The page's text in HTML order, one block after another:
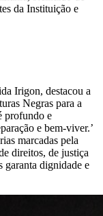
da Instituição e
Irigon, destacou a
Negras para a
profundo e
e bem-viver.’
marcadas pela
direitos, de justiça
garanta dignidade e